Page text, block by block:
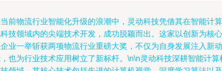
前物流行业智能化升级的浪潮中，灵动科技凭借其在智能计算
技领域内的尖端技术开发，成功脱颖而出。这家以创新为核心
业一举斩获两项物流行业重磅大奖，不仅为自身发展注入新动
也为行业技术应用树立了新标杆。\n\n灵动科技深耕智能计算